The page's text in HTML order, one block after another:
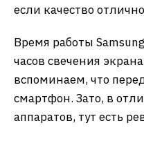
если качество
Время работы
часов свечения
вспоминаем, что
смартфон. Зато, в
аппаратов, тут есть